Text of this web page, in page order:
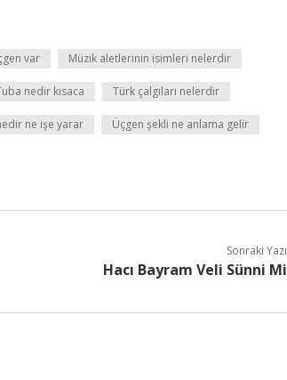
var Müzik aletlerinin isimleri nelerdir
nedir kısaca Türk çalgıları nelerdir
ne işe yarar Üçgen şekli ne anlama gelir
Sonraki Yazı
Hacı Bayram Veli Sünni Mi